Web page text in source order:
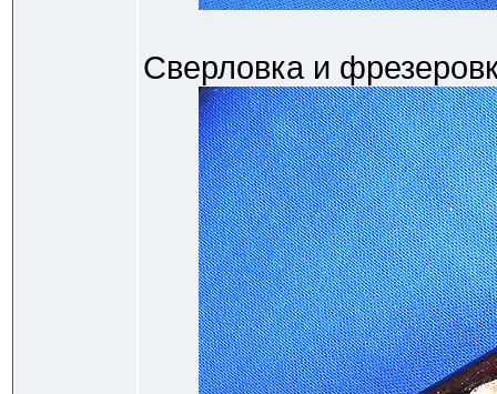
Сверловка и